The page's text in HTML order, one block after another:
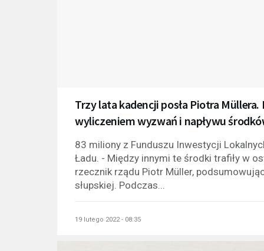
Trzy lata kadencji posła Piotra
wyliczeniem wyzwań i napływu
83 miliony z Funduszu Inwestycji
Ładu. - Między innymi te środki trafiły w
rzecznik rządu Piotr Müller,
słupskiej. Podczas...
19 lutego 2022 - 08:35